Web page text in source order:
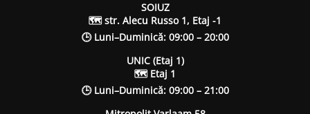
SOIUZ
🗺 str. Alecu Russo 1, Etaj -1
🕒 Luni–Duminică: 09:00 – 20:00
UNIC (Etaj 1)
🗺 Etaj 1
🕒 Luni–Duminică: 09:00 – 21:00